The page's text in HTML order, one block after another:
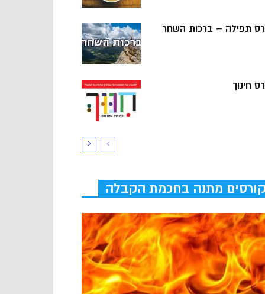
תפילה – ברכות השחר
חינוך
קורסים מתנה בחכמת הקבלה